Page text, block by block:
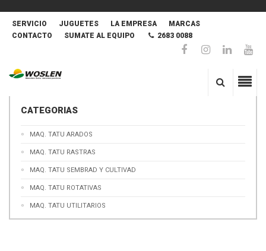
SERVICIO JUGUETES LA EMPRESA
MARCAS
CONTACTO
SUMATE AL EQUIPO 2683 0088
CATEGORIAS
MAQ. TATU ARADOS
MAQ. TATU RASTRAS
MAQ. TATU SEMBRAD Y CULTIVAD
MAQ. TATU ROTATIVAS
MAQ. TATU UTILITARIOS